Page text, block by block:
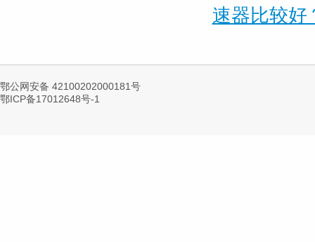
速器比较好
鄂公网安备 42100202000181号
鄂ICP备17012648号-1